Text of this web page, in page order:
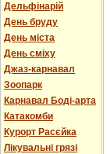
Дельфінарій
День бруду
День міста
День сміху
Джаз-карнавал
Зоопарк
Карнавал Боді-арта
Катакомби
Курорт Расєйка
Лікувальні грязі